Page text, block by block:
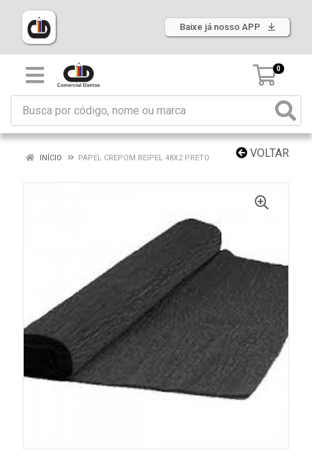
Baixe já nosso APP
0
VOLTAR
INÍCIO PAPEL CREPOM REIPEL 48X2 PRETO